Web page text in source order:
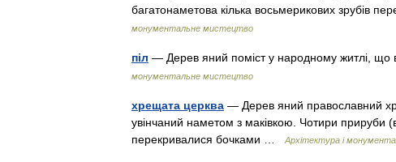
багатонаметова кілька восьмерикових зрубів
монументальне мистецтво
піл — Дерев яний поміст у народному житлі, що
монументальне мистецтво
хрещата церква — Дерев яний православний
увінчаний наметом з маківкою. Чотири прируби
перекривалися бочками …
Архітектура і